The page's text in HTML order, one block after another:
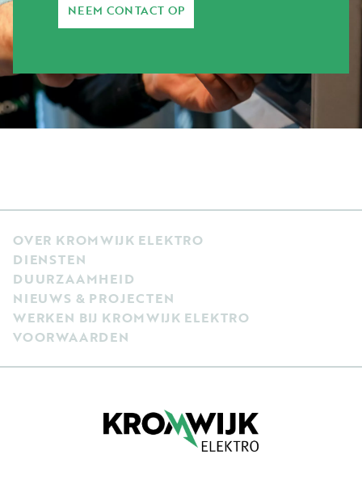
NEEM CONTACT OP
OVER KROMWIJK ELEKTRO
DIENSTEN
DUURZAAMHEID
NIEUWS & PROJECTEN
WERKEN BIJ KROMWIJK ELEKTRO
VOORWAARDEN